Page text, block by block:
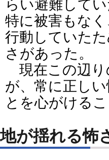
らい避難して
特に被害もな
行動していた
さがあった。
現在この辺り
が、常に正し
とを心がける
地が揺れる怖